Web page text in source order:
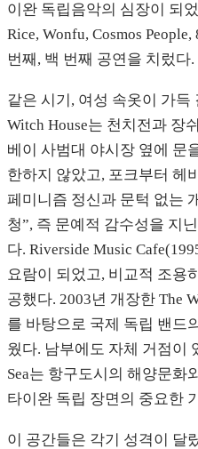
이완 독립음악의 심장이 되
Rice, Wonfu, Cosmos
번째, 백 번째 공연을 치렀다.
같은 시기, 여성 속옷이 가득
Witch House는 천치전과 장
베이 사범대 야시장 옆에 문
한하지 않았고, 포크부터 헤
페미니즘 정신과 문턱 없는
청”, 즉 문예적 감수성을 지
다. Riverside Music
요람이 되었고, 비교적 조용
공했다. 2003년 개장한 The
를 바탕으로 국제 독립 밴드
웠다. 남부에도 자체 거점이
Sea는 항구도시의 해양문화
타이완 독립 장면의 중요한
이 공간들은 각기 성격이 달